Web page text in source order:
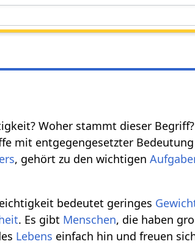
Woher stammt dieser
mit entgegengesetzter
, gehört zu den wichtigen
bedeutet geringes
. Es gibt Menschen, die haben
Lebens einfach hin und freuen